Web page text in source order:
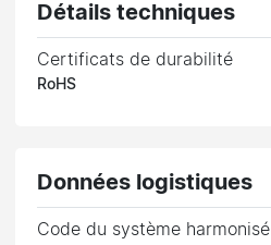
Détails techniques
Certificats de durabilité
RoHS
Données logistiques
Code du système harmonisé